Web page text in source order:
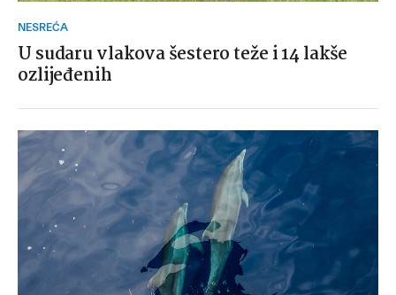
NESREĆA
U sudaru vlakova šestero teže i 14 lakše
ozlijeđenih